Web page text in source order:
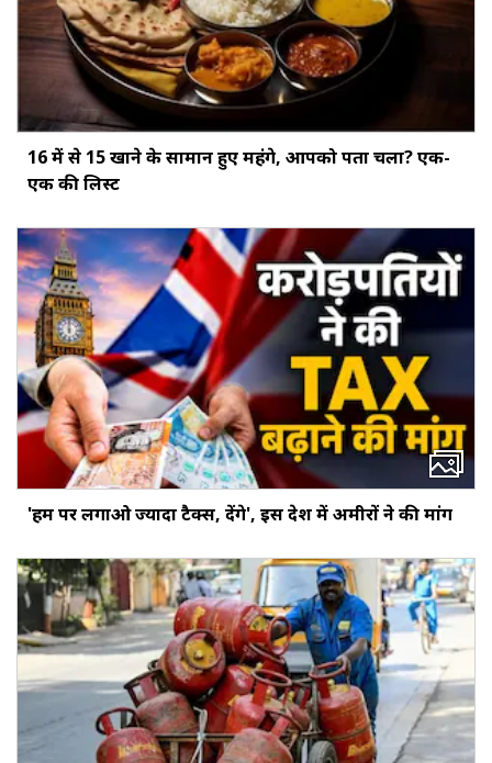
16 में से 15 खाने के सामान हुए महंगे, आपको पता चला? एक-
एक की लिस्ट
'हम पर लगाओ ज्यादा टैक्स, देंगे', इस देश में अमीरों ने की मांग